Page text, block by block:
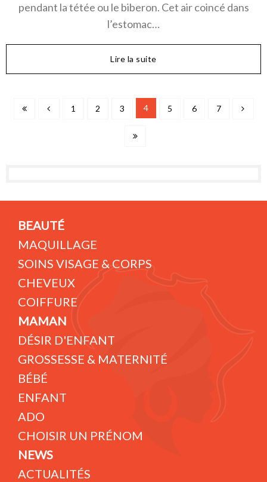
pendant la tétée ou le biberon. Cet air coincé dans
l’estomac…
Lire la suite
1 2 3 4 5 6 7
BEAUTÉ
MAQUILLAGE
SOINS VISAGE & CORPS
CHEVEUX
COIFFURE
MAMAN
DÉSIR D'ENFANT
GROSSESSE & MATERNITÉ
BÉBÉ
ENFANT
ADO
CHOISIR UN PRÉNOM
NEWS
ACTUALITÉS